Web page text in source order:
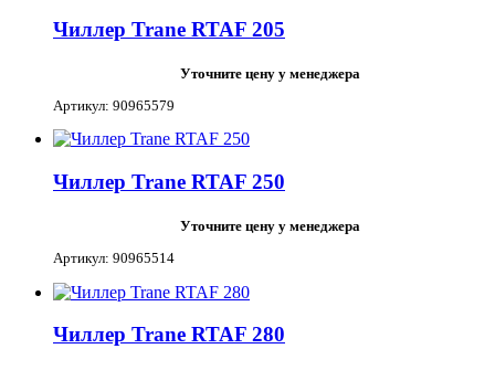
Чиллер Trane RTAF 205
Уточните цену у менеджера
Артикул: 90965579
Чиллер Trane RTAF 250
Уточните цену у менеджера
Артикул: 90965514
Чиллер Trane RTAF 280